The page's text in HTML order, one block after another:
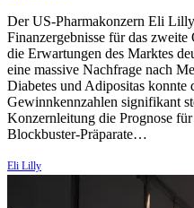
Der US-Pharmakonzern Eli
Finanzergebnisse für das
die Erwartungen des Marktes
eine massive Nachfrage nach
Diabetes und Adipositas konnte
Gewinnkennzahlen signifikant
Konzernleitung die Prognose
Blockbuster-Präparate…
Eli Lilly